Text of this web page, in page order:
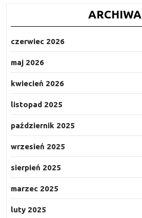
ARCHIWA
czerwiec 2026
maj 2026
kwiecień 2026
listopad 2025
październik 2025
wrzesień 2025
sierpień 2025
marzec 2025
luty 2025